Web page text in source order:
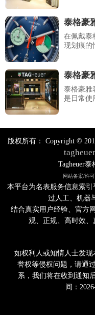
泰格豪
在佩戴泰
现划痕的
泰格豪
泰格豪雅
是日常使
版权所有： Copyright ©
Tagheuer
网站备案/许
本平台为名表服务信息索
过人工、机器
结合真实用户经验、官方
观、正规、高时效
如权利人或知情人士发
誉权等侵权问题，请通
系，我们将在收到通知
间：